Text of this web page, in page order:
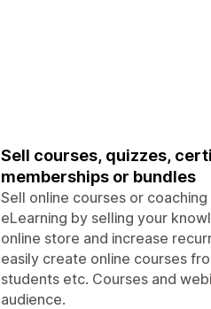
Sell courses, quizzes,
memberships or bundles
Sell online courses or
eLearning by selling your
online store and increase
easily create online courses
students etc. Courses and
audience.